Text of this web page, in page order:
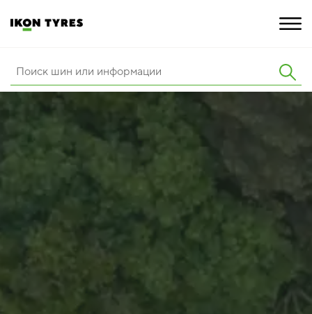
ШИНЫ
ИННОВАЦИИ
РАСШИРЕННАЯ ГАРАНТИЯ
О КОМПАНИИ
ПОКУПКА И АКЦИИ